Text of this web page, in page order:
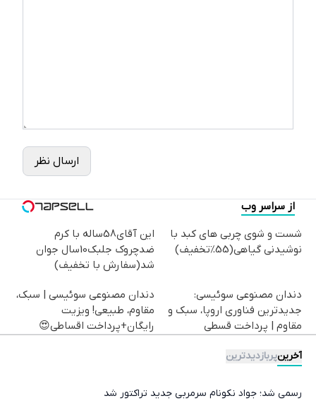
ارسال نظر
از سراسر وب
شست و شوی چربی های کبد با
نوشیدنی گیاهی(55%تخفیف)
این آقای58ساله با کرم
ضدچروک جلبک10سال جوان
شد(سفارش با تخفیف)
دندان مصنوعی سوئیسی:
جدیدترین فناوری اروپا، سبک و
مقاوم | پرداخت قسطی
دندان مصنوعی سوئیسی | سبک،
مقاوم، طبیعی! ویزیت
رایگان+پرداخت اقساطی😍
آخرینپربازدیدترین
رسمی شد؛ جواد نکونام سرمربی جدید تراکتور شد